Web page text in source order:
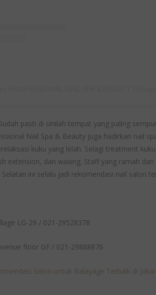
pasti di sinilah tempat yang paling
Nail Spa & Beauty juga hadirkan nail
kuku yang lelah. Selagi treatment
extension, dan waxing. Staff yang ramah
ini selalu jadi rekomendasi nail salon
LG-29 / 021-29528378
floor GF / 021-29888876
Salon untuk Balayage Terbaik di